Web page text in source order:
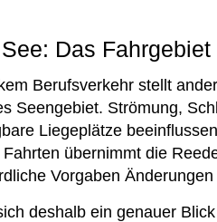
Das
Berufsverkehr stellt
Seengebiet. Strömung,
Liegeplätze
übernimmt die
Vorgaben
deshalb ein genauer